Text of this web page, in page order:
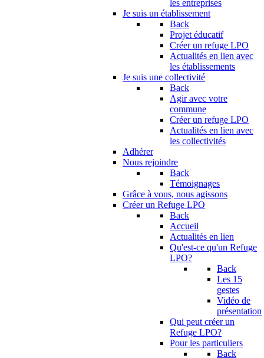
les entreprises
Je suis un établissement
Back
Projet éducatif
Créer un refuge LPO
Actualités en lien avec
les établissements
Je suis une collectivité
Back
Agir avec votre
commune
Créer un refuge LPO
Actualités en lien avec
les collectivités
Adhérer
Nous rejoindre
Back
Témoignages
Grâce à vous, nous agissons
Créer un Refuge LPO
Back
Accueil
Actualités en lien
Qu'est-ce qu'un Refuge
LPO?
Back
Les 15
gestes
Vidéo de
présentation
Qui peut créer un
Refuge LPO?
Pour les particuliers
Back